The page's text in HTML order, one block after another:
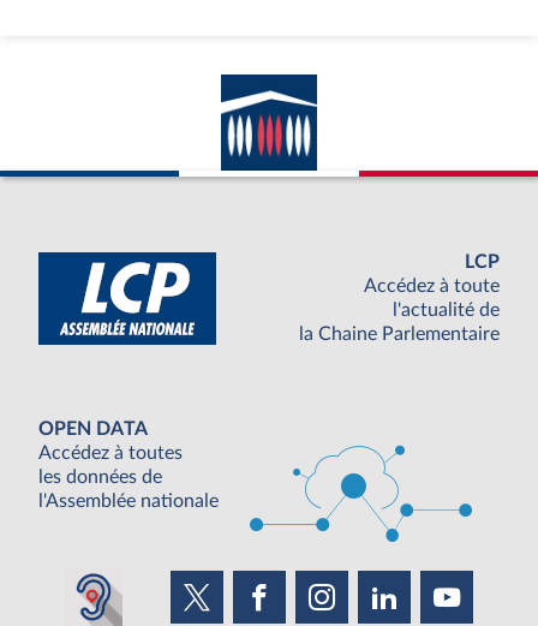
LCP
Accédez à toute
l'actualité de
la Chaine Parlementaire
OPEN DATA
Accédez à toutes
les données de
l'Assemblée nationale